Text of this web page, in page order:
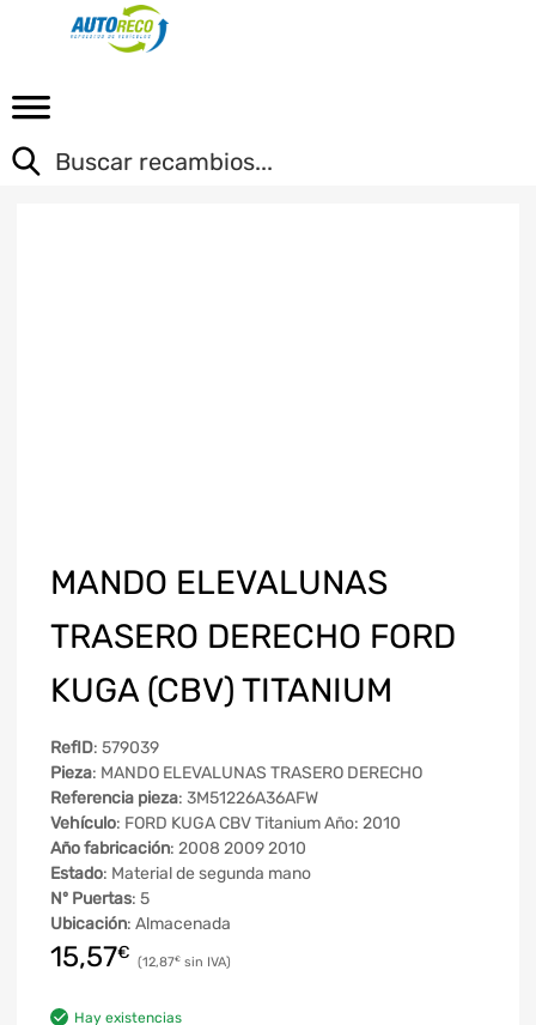
MANDO ELEVALUNAS
TRASERO DERECHO FORD
KUGA (CBV) TITANIUM
RefID: 579039
Pieza: MANDO ELEVALUNAS TRASERO DERECHO
Referencia pieza: 3M51226A36AFW
Vehículo: FORD KUGA CBV Titanium Año: 2010
Año fabricación: 2008 2009 2010
Estado: Material de segunda mano
Nº Puertas: 5
Ubicación: Almacenada
15,57€ 12,87€
Hay existencias